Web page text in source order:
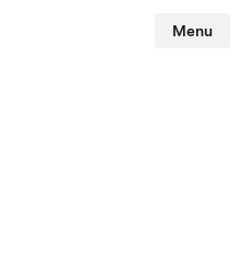
Menu